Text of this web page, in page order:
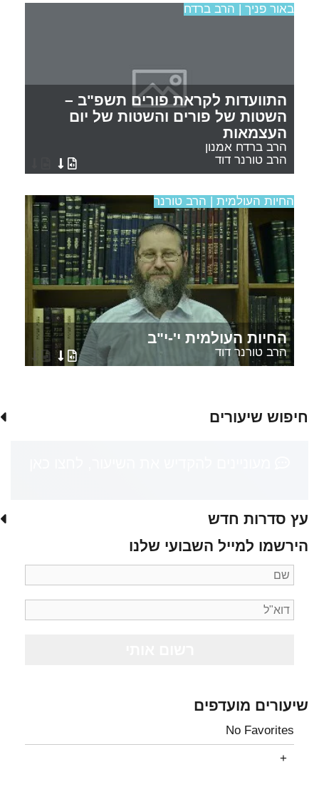
באור פניך | הרב ברדח
התוועדות לקראת פורים תשפ"ב –
השטות של פורים והשטות של יום
העצמאות
הרב ברדח אמנון
הרב טורנר דוד
החיות העולמית | הרב טורנר
החיות העולמית י'-י"ב
הרב טורנר דוד
חיפוש שיעורים
עץ סדרות חדש
הירשמו למייל השבועי שלנו
שיעורים מועדפים
No Favorites